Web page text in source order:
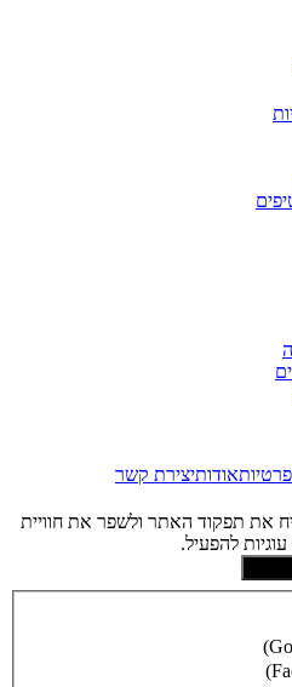
פרטיותאודותיצירת קשר
את תפקוד האתר ולשפר את חוויית
להפעיל.